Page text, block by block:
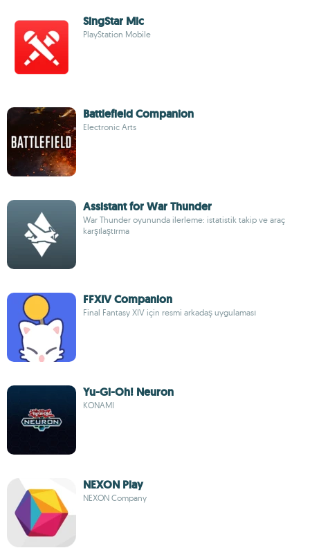
SingStar Mic
PlayStation Mobile
Battlefield Companion
Electronic Arts
Assistant for War Thunder
War Thunder oyununda ilerleme: istatistik takip ve araç
karşılaştırma
FFXIV Companion
Final Fantasy XIV için resmi arkadaş uygulaması
Yu-Gi-Oh! Neuron
KONAMI
NEXON Play
NEXON Company